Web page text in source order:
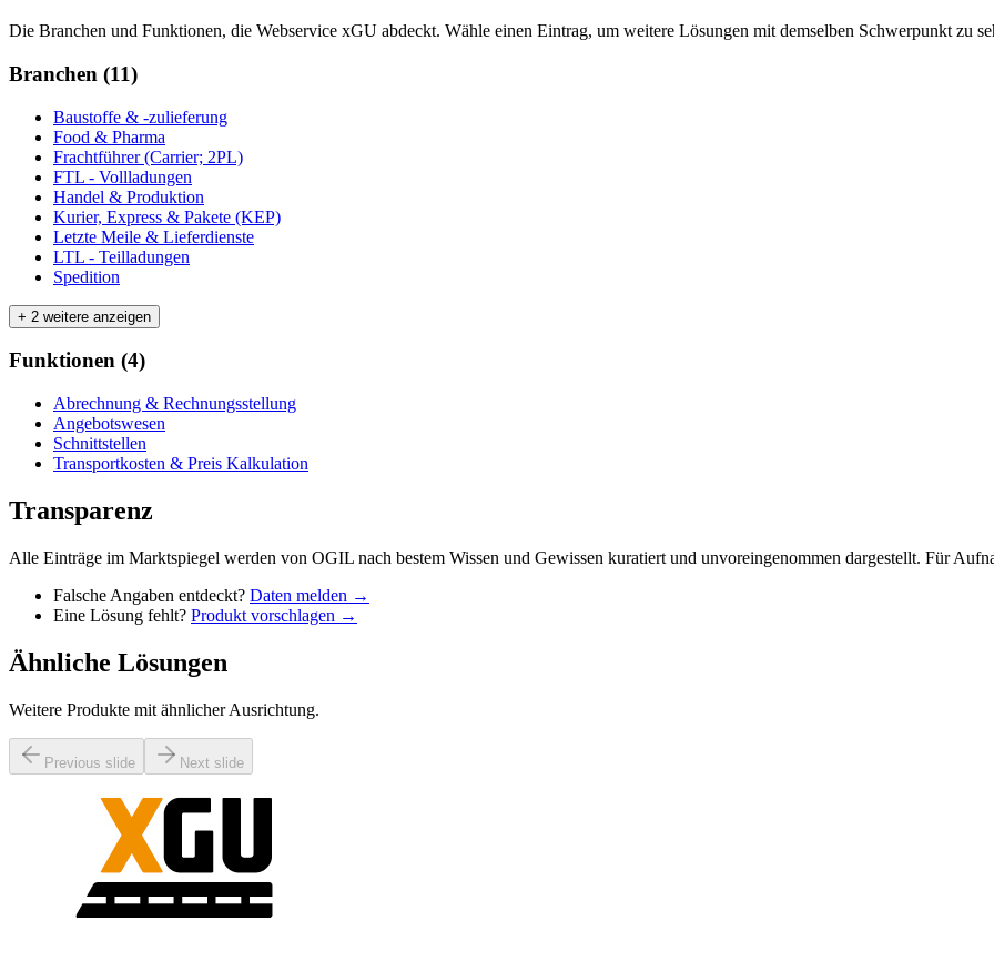
Die Branchen und Funktionen, die Webservice xGU abdeckt. Wähle einen Eintrag, um weitere Lösungen mit demselben Schwerpunkt zu
Branchen (11)
Baustoffe & -zulieferung
Food & Pharma
Frachtführer (Carrier; 2PL)
FTL - Vollladungen
Handel & Produktion
Kurier, Express & Pakete (KEP)
Letzte Meile & Lieferdienste
LTL - Teilladungen
Spedition
+ 2 weitere anzeigen
Funktionen (4)
Abrechnung & Rechnungsstellung
Angebotswesen
Schnittstellen
Transportkosten & Preis Kalkulation
Transparenz
Alle Einträge im Marktspiegel werden von OGIL nach bestem Wissen und Gewissen kuratiert und unvoreingenommen dargestellt. Für
Falsche Angaben entdeckt? Daten melden →
Eine Lösung fehlt? Produkt vorschlagen →
Ähnliche Lösungen
Weitere Produkte mit ähnlicher Ausrichtung.
Previous slide Next slide